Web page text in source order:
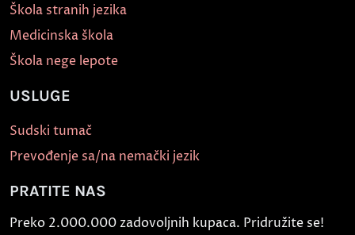
Škola stranih jezika
Medicinska škola
Škola nege lepote
USLUGE
Sudski tumač
Prevođenje sa/na nemački jezik
PRATITE NAS
Preko 2.000.000 zadovoljnih kupaca. Pridružite se!